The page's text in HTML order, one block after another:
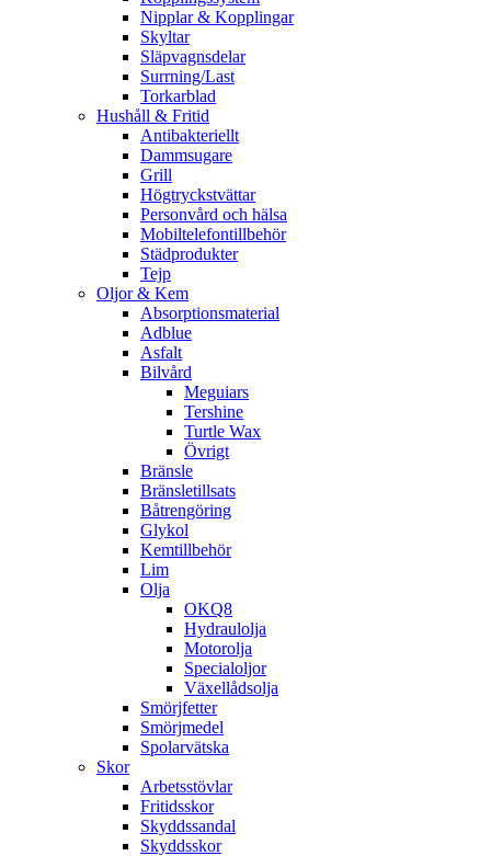
Nipplar & Kopplingar
Skyltar
Släpvagnsdelar
Surrning/Last
Torkarblad
Hushåll & Fritid
Antibakteriellt​
Dammsugare
Grill
Högtryckstvättar
Personvård och hälsa
Mobiltelefontillbehör
Städprodukter
Tejp
Oljor & Kem
Absorptionsmaterial
Adblue
Asfalt
Bilvård
Meguiars
Tershine
Turtle Wax
Övrigt
Bränsle
Bränsletillsats
Båtrengöring
Glykol
Kemtillbehör
Lim
Olja
OKQ8
Hydraulolja
Motorolja
Specialoljor
Växellådsolja
Smörjfetter
Smörjmedel
Spolarvätska
Skor
Arbetsstövlar
Fritidsskor
Skyddssandal
Skyddsskor